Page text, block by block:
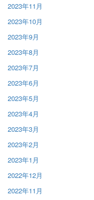
2023年11月
2023年10月
2023年9月
2023年8月
2023年7月
2023年6月
2023年5月
2023年4月
2023年3月
2023年2月
2023年1月
2022年12月
2022年11月